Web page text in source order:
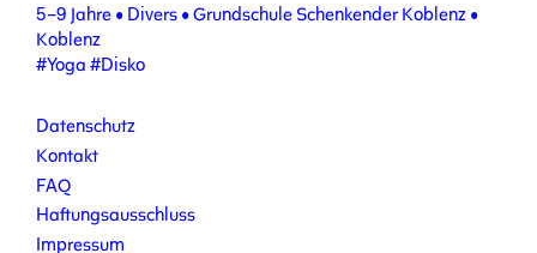
5–9 Jahre • Divers • Grundschule Schenkender Koblenz •
Koblenz
#Yoga #Disko
Impressum
Haftungsausschluss
FAQ
Kontakt
Datenschutz